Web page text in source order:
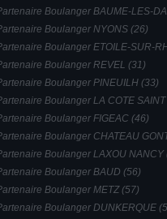
Boulanger BAUME-LES-
Boulanger NYONS (26)
Boulanger ETOILE-SUR-
Boulanger REVEL (31)
Boulanger PINEUILH (33)
Boulanger LA COTE
Boulanger FIGEAC (46)
Boulanger CHATEAU
Boulanger LAXOU NANCY
Boulanger BAUD (56)
Boulanger METZ (57)
Boulanger DUNKERQUE